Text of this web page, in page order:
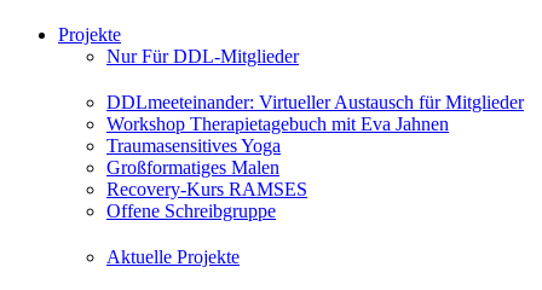
Projekte
Nur Für DDL-Mitglieder
DDLmeeteinander: Virtueller Austausch für Mitglieder
Workshop Therapietagebuch mit Eva Jahnen
Traumasensitives Yoga
Großformatiges Malen
Recovery-Kurs RAMSES
Offene Schreibgruppe
Aktuelle Projekte